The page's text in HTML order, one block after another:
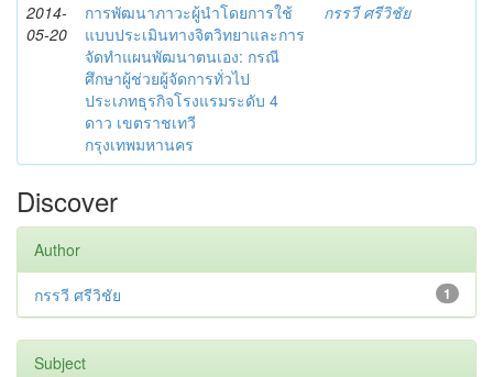
2014-
05-20
การพัฒนาภาวะผู้นำโดยการใช้
แบบประเมินทางจิตวิทยาและการ
จัดทำแผนพัฒนาตนเอง: กรณี
ศึกษาผู้ช่วยผู้จัดการทั่วไป
ประเภทธุรกิจโรงแรมระดับ 4
ดาว เขตราชเทวี
กรุงเทพมหานคร
กรรวี ศรีวิชัย
Discover
Author
1
กรรวี ศรีวิชัย
Subject